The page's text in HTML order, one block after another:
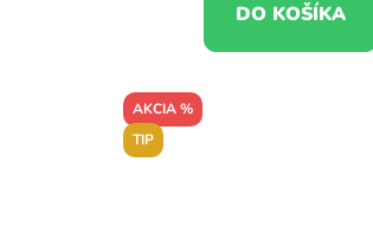
DO KOŠÍKA
AKCIA %
TIP